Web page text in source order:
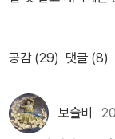
괴롭히거나 돈을 빼
스스로 바라볼 곳을
들려준 말) 그대로
아서 길바닥 들꽃을
지만, 두 손에는 이
자국”이라는 책이름
맞으며 사랑을 잊어
멈추고서 스스로 일
씁니다. “말꽃 짓는
서 서재도서관·책박
하니미야는 여전히
테 '책벌레'라고 많이
한국와서 좀 멀리 한
통이 있을 땐 진통제
본다.요즘 책들이 재
공감 (29) 댓글 (8)
보슬비